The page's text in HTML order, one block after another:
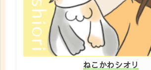
ねこかわシオリ